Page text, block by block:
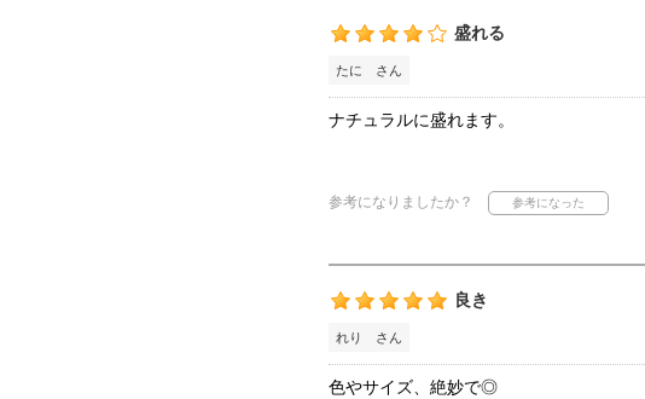
盛れる
たに さん
ナチュラルに盛れます。
参考になりましたか？
良き
れり さん
色やサイズ、絶妙で◎